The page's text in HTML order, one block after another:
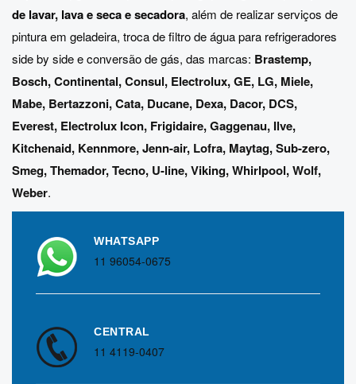
de lavar, lava e seca e secadora, além de realizar serviços de
pintura em geladeira, troca de filtro de água para refrigeradores
side by side e conversão de gás, das marcas: Brastemp,
Bosch,Continental,Consul, Electrolux,GE, LG, Miele,
Mabe, Bertazzoni,Cata, Ducane, Dexa, Dacor, DCS,
Everest, Electrolux Icon, Frigidaire,Gaggenau, Ilve,
Kitchenaid, Kennmore,Jenn-air, Lofra, Maytag,Sub-zero,
Smeg,Themador,Tecno, U-line,Viking,Whirlpool,Wolf,
Weber.
WHATSAPP
11 96054-0675
CENTRAL
11 4119-0407